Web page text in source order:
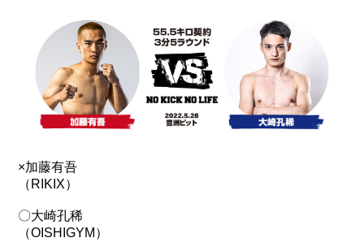
×加藤有吾
（RIKIX）
〇大崎孔稀
（OISHIGYM）